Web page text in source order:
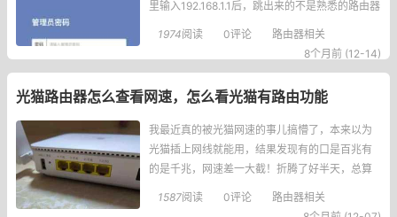
里输入192.168.1.1后，跳出来的不是熟悉的路由器
登录界面，而是中国电信天翼网关的智能网关页
面，当时我就一脸懵，咋好好的路由器地址变成
1974阅读 0评论
路由器相关
8个月前 (12-14)
光猫路由器怎么查看网速，怎么看光猫有路由功能
我最近真的被光猫网速的事儿搞懵了，本来以为
光猫插上网线就能用，结果发现有的口是百兆有
的是千兆，网速差一大截！折腾了好半天，总算
摸清楚怎么看光猫到底支持多大网速了，跟大家
说说我的经历和方法。首先最直接的就是看光猫
1587阅读 0评论
路由器相关